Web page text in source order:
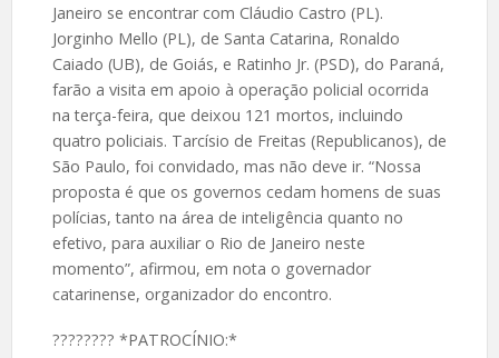
Janeiro se encontrar com Cláudio Castro (PL).
Jorginho Mello (PL), de Santa Catarina, Ronaldo
Caiado (UB), de Goiás, e Ratinho Jr. (PSD), do Paraná,
farão a visita em apoio à operação policial ocorrida
na terça-feira, que deixou 121 mortos, incluindo
quatro policiais. Tarcísio de Freitas (Republicanos), de
São Paulo, foi convidado, mas não deve ir. “Nossa
proposta é que os governos cedam homens de suas
polícias, tanto na área de inteligência quanto no
efetivo, para auxiliar o Rio de Janeiro neste
momento”, afirmou, em nota o governador
catarinense, organizador do encontro.
????️???? *PATROCÍNIO:*